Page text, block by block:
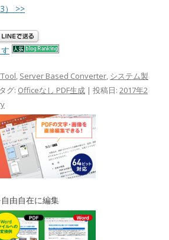
） >>
, Server Based Converter, システム製
グ: Officeなし PDF生成 | 投稿日: 2017年2
由自在に編集